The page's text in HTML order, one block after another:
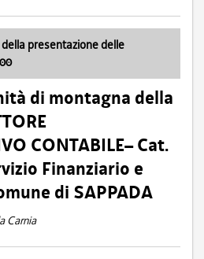
presentazione delle
di montagna della
CONTABILE– Cat.
Finanziario e
di SAPPADA
Carnia